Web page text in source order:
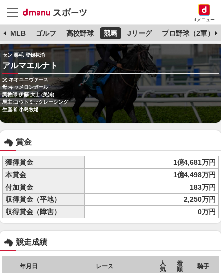
dメニュー
MLB ゴルフ 高校野球 競馬 Jリーグ プロ野球（2軍）
セン 栗毛 登録抹消
アルマエルナト
父:ネオユニヴァース
母:キャメロンガール
調教師:伊藤 大士 (美浦)
馬主:コウトミックレーシング
生産者:小島牧場
賞金
獲得賞金
1億4,681万円
本賞金
1億4,498万円
付加賞金
183万円
収得賞金（平地）
2,250万円
収得賞金（障害）
0万円
競走成績
年月日 レース
人
気
着
順
騎手